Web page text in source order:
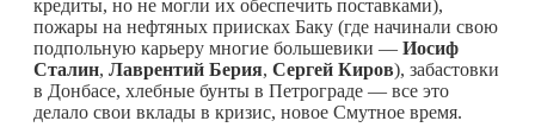
кредиты, но не могли их обеспечить поставками),
пожары на нефтяных приисках Баку (где начинали свою
подпольную карьеру многие большевики — Иосиф
Сталин, Лаврентий Берия, Сергей Киров), забастовки
в Донбасе, хлебные бунты в Петрограде — все это
делало свои вклады в кризис, новое Смутное время.